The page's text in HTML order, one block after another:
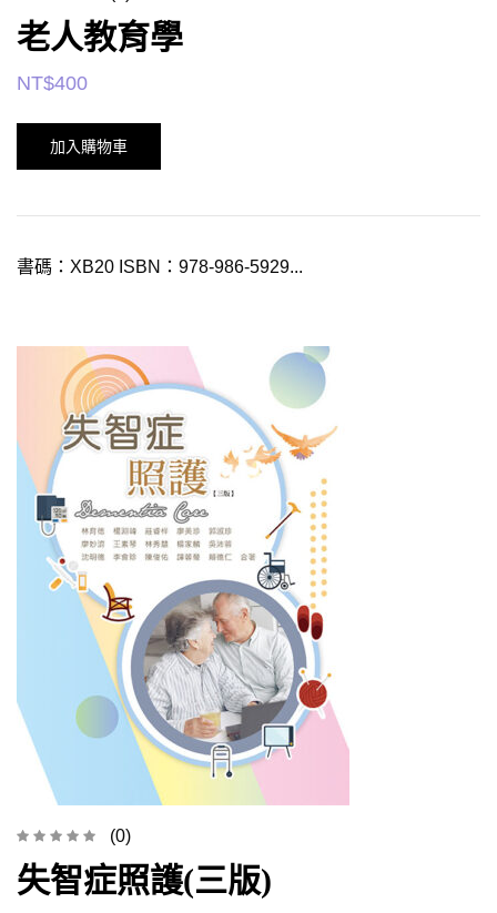
老人教育學
NT$400
加入購物車
書碼：XB20 ISBN：978-986-5929...
(0)
失智症照護(三版)